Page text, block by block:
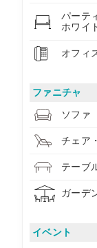
パーテ
ホワイ
オフィ
ファニチャ
ソファ
チェア
テーブ
ガーデ
イベント